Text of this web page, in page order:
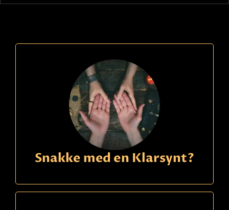
Snakke med en Klarsynt?